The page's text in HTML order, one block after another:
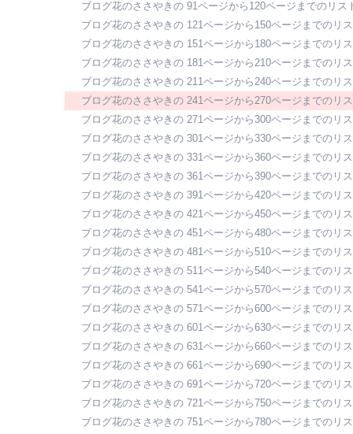
ブログ花のささやきの 91ページから120ページまでのリス
ブログ花のささやきの 121ページから150ページまでのリ
ブログ花のささやきの 151ページから180ページまでのリ
ブログ花のささやきの 181ページから210ページまでのリ
ブログ花のささやきの 211ページから240ページまでのリ
ブログ花のささやきの 241ページから270ページまでのリ
ブログ花のささやきの 271ページから300ページまでのリ
ブログ花のささやきの 301ページから330ページまでのリ
ブログ花のささやきの 331ページから360ページまでのリ
ブログ花のささやきの 361ページから390ページまでのリ
ブログ花のささやきの 391ページから420ページまでのリ
ブログ花のささやきの 421ページから450ページまでのリ
ブログ花のささやきの 451ページから480ページまでのリ
ブログ花のささやきの 481ページから510ページまでのリ
ブログ花のささやきの 511ページから540ページまでのリ
ブログ花のささやきの 541ページから570ページまでのリ
ブログ花のささやきの 571ページから600ページまでのリ
ブログ花のささやきの 601ページから630ページまでのリ
ブログ花のささやきの 631ページから660ページまでのリ
ブログ花のささやきの 661ページから690ページまでのリ
ブログ花のささやきの 691ページから720ページまでのリ
ブログ花のささやきの 721ページから750ページまでのリ
ブログ花のささやきの 751ページから780ページまでのリ